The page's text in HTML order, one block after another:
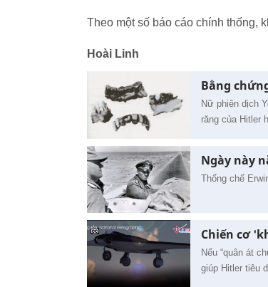
Theo một số báo cáo chính thống,
Hoài Linh
Bằng
Nữ phiên dịch
răng của Hitler
Ngày này
Thống chế
Chiến cơ
Nếu “quân át
giúp Hitler tiêu